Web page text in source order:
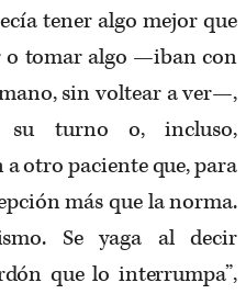
tener algo mejor que
o tomar algo —iban con
sin voltear a ver—,
su turno o, incluso,
otro paciente que, para
más que la norma.
Se yaga al decir
que lo interrumpa”,